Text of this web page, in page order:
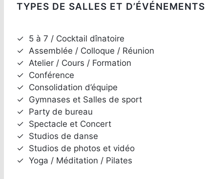
TYPES DE SALLES ET D’ÉVÉNEMENTS
✓ 5 à 7 / Cocktail dînatoire
✓ Assemblée / Colloque / Réunion
✓ Atelier / Cours / Formation
✓ Conférence
✓ Consolidation d’équipe
✓ Gymnases et Salles de sport
✓ Party de bureau
✓ Spectacle et Concert
✓ Studios de danse
✓ Studios de photos et vidéo
✓ Yoga / Méditation / Pilates